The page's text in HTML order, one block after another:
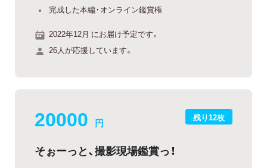
完成した本編・オンライン鑑賞権
2022年12月 にお届け予定です。
26人が応援しています。
残り12枚
20000 円
そぉーっと、撮影現場鑑賞っ！